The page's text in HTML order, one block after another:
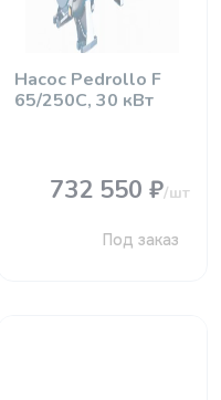
Насос Pedrollo F
65/250С, 30 кВт
732 550 ₽/шт
Под заказ